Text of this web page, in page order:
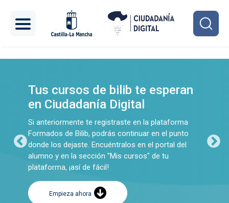
Tus cursos de bilib te esperan
en Ciudadanía Digital
Si anteriormente te registraste en la plataforma
Formados de Bilib, podrás continuar en el punto
donde los dejaste. Encuéntralos en el portal del
alumno y en la sección "Mis cursos" de tu
plataforma, ¡así de fácil!
Empieza ahora